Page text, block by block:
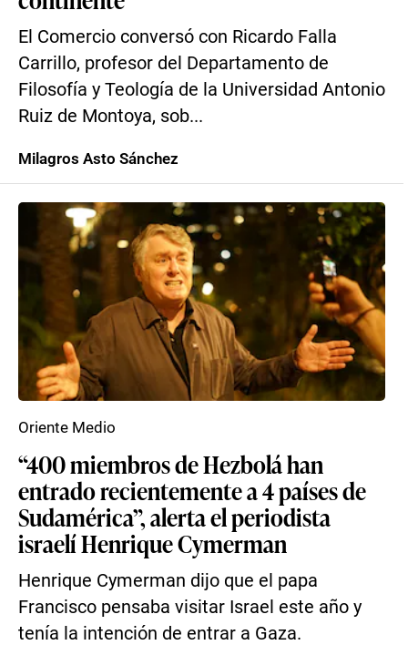
El Comercio conversó con Ricardo Falla
Carrillo, profesor del Departamento de
Filosofía y Teología de la Universidad Antonio
Ruiz de Montoya, sob...
Milagros Asto Sánchez
“400 miembros de Hezbolá han
entrado recientemente a 4 países de
Sudamérica”, alerta el periodista
israelí Henrique Cymerman
Henrique Cymerman dijo que el papa
Francisco pensaba visitar Israel este año y
tenía la intención de entrar a Gaza.
Oriente Medio